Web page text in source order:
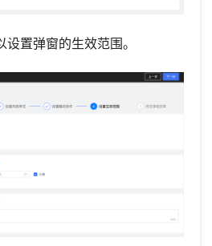
设置弹窗的生效范围。